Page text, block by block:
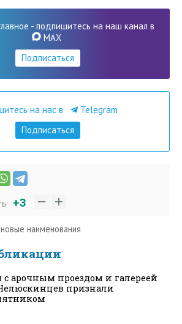
- подпишитесь на наш канал в
MAX
Подписаться
на нас в
Telegram
Подписаться
+3
новые наименования
с арочным проездом и галереей
признали